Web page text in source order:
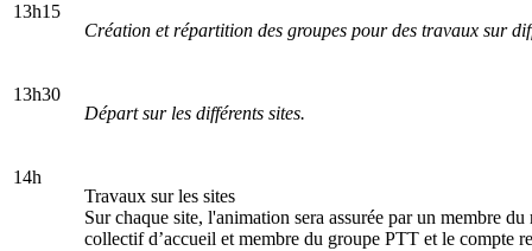
13h15
Création et répartition des groupes pour des travaux sur
13h30
Départ sur les différents sites.
14h
Travaux sur les sites
Sur chaque site, l'animation sera assurée par un membre
collectif d’accueil et membre du groupe PTT et le compte